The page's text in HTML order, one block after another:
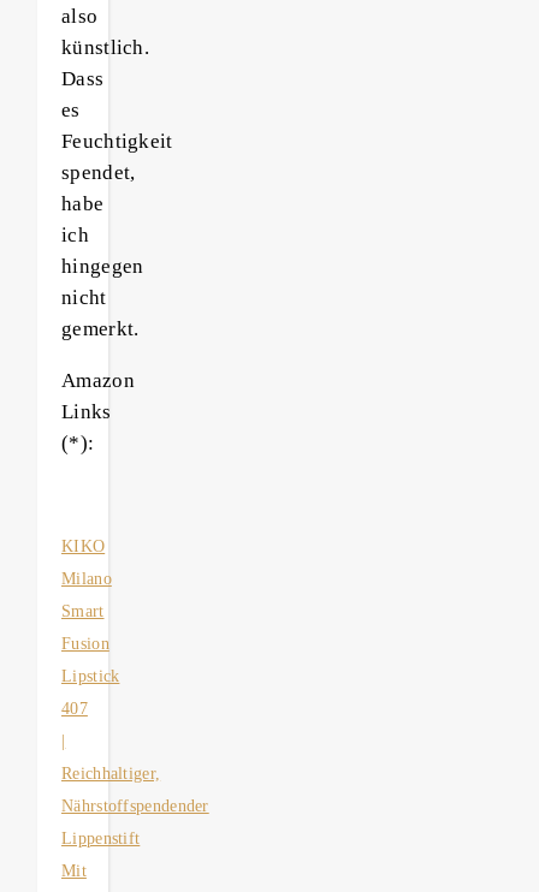
also
künstlich.
Dass
es
Feuchtigkeit
spendet,
habe
ich
hingegen
nicht
gemerkt.
Amazon
Links
(*):
KIKO
Milano
Smart
Fusion
Lipstick
407
|
Reichhaltiger,
Nährstoffspendender
Lippenstift
Mit